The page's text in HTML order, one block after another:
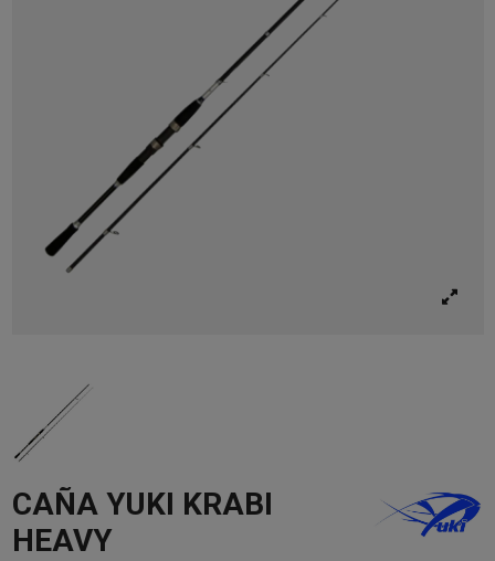
CAÑA YUKI KRABI
HEAVY